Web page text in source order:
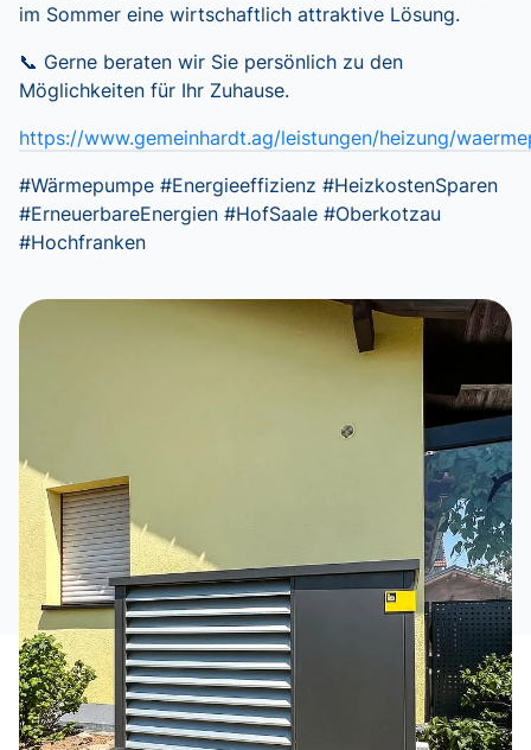
im Sommer eine wirtschaftlich attraktive Lösung.
📞 Gerne beraten wir Sie persönlich zu den
Möglichkeiten für Ihr Zuhause.
https://www.gemeinhardt.ag/leistungen/heizung/
#Wärmepumpe #Energieeffizienz #HeizkostenSparen
#ErneuerbareEnergien #HofSaale #Oberkotzau
#Hochfranken